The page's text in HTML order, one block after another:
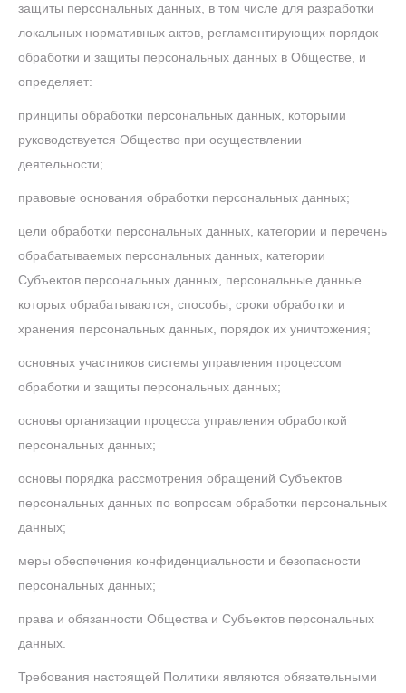
защиты персональных данных, в том числе для разработки
локальных нормативных актов, регламентирующих порядок
обработки и защиты персональных данных в Обществе, и
определяет:
принципы обработки персональных данных, которыми
руководствуется Общество при осуществлении
деятельности;
правовые основания обработки персональных данных;
цели обработки персональных данных, категории и перечень
обрабатываемых персональных данных, категории
Субъектов персональных данных, персональные данные
которых обрабатываются, способы, сроки обработки и
хранения персональных данных, порядок их уничтожения;
основных участников системы управления процессом
обработки и защиты персональных данных;
основы организации процесса управления обработкой
персональных данных;
основы порядка рассмотрения обращений Субъектов
персональных данных по вопросам обработки персональных
данных;
меры обеспечения конфиденциальности и безопасности
персональных данных;
права и обязанности Общества и Субъектов персональных
данных.
Требования настоящей Политики являются обязательными